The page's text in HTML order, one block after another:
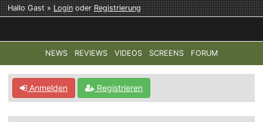
Hallo Gast »LoginoderRegistrierung
NEWS REVIEWS VIDEOS SCREENS FORUM
TOP-THEMEN: COD: MODERN WARFARE 4 HALO:
Anmelden Registrieren